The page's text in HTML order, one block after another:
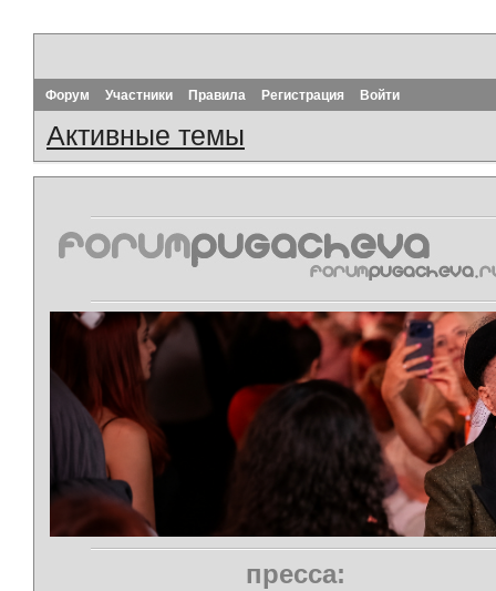
Форум Участники Правила Регистрация Войти
Активные темы
пресса: